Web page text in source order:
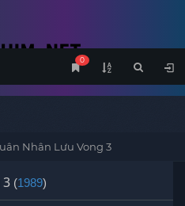
0
Nhân Lưu Vong 3
3 (1989)